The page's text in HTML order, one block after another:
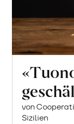
von
Sizilien